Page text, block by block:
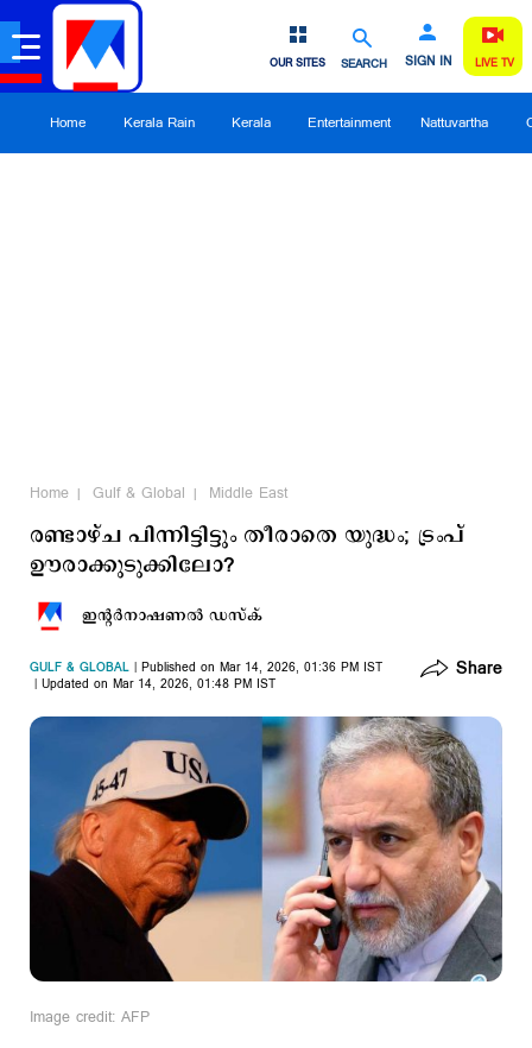
SEARCH SIGN IN
OUR SITES LIVE TV
Home Kerala Rain Kerala Entertainment Nattuvartha
Home Gulf & Global Middle East
രണ്ടാഴ്ച പിന്നിട്ടിട്ടും തീരാതെ യുദ്ധം; ട്രംപ്
ഊരാക്കുടുക്കിലോ?
ഇന്‍റര്‍നാഷണല്‍ ഡസ്ക്
GULF & GLOBAL
Published on Mar 14, 2026, 01:36 PM IST
Updated on Mar 14, 2026, 01:48 PM IST
Share
Image credit: AFP